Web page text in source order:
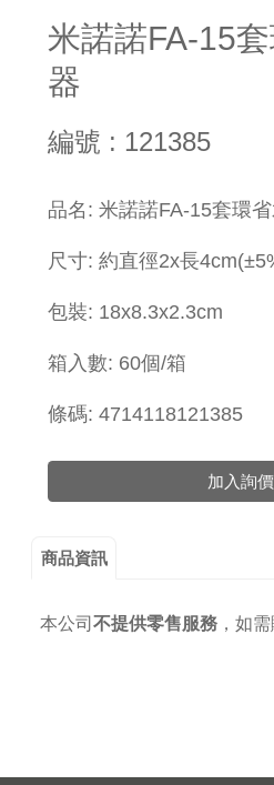
米諾諾FA-15
器
編號 : 121385
品名: 米諾諾FA-15套環
尺寸: 約直徑2x長
包裝: 18x8.3x2.3cm
箱入數: 60個/箱
條碼: 4714118121385
加入詢
商品資訊
本公司 不提供零售服務， 如需